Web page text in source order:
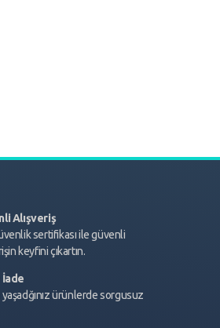
Alışveriş
sertifikası ile güvenli
keyfini çıkartın.
İade
ürünlerde sorgusuz